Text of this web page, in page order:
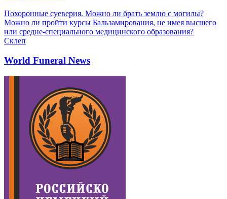
Похоронные суеверия. Можно ли брать землю с могилы?
Можно ли пройти курсы Бальзамирования, не имея высшего
или средне-специального медицинского образования?
Склеп
World Funeral News